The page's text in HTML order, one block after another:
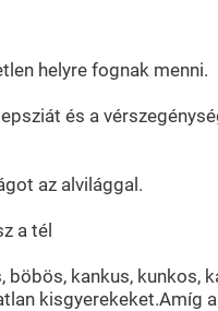
helyre fognak menni.
és a
az alvilággal.
a tél
kankus,
kisgyerekeket.Amíg